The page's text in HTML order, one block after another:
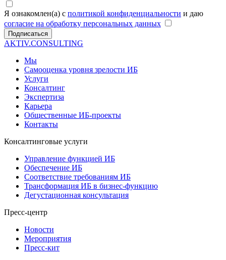
Я ознакомлен(а) с политикой конфиденциальности и даю
согласие на обработку персональных данных
Подписаться
AKTIV.CONSULTING
Мы
Самооценка уровня зрелости ИБ
Услуги
Консалтинг
Экспертиза
Карьера
Общественные ИБ-проекты
Контакты
Консалтинговые услуги
Управление функцией ИБ
Обеспечение ИБ
Соответствие требованиям ИБ
Трансформация ИБ в бизнес-функцию
Дегустационная консультация
Пресс-центр
Новости
Мероприятия
Пресс-кит